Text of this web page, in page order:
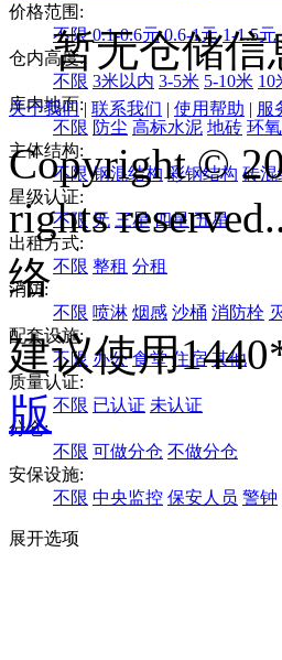
价格范围:
不限 0.1-0.6元 0.6-1元 1-1.5元
仓内高度:
不限 3米以内 3-5米 5-10米 10
库内地面:
不限 防尘 高标水泥 地砖 环氧
主体结构:
不限 钢混结构 彩钢结构 砖混
星级认证:
不限 无 三星 四星 五星
出租方式:
不限 整租 分租
消防:
不限 喷淋 烟感 沙桶 消防栓
配套设施:
不限 办公 食堂 住宿 其他
质量认证:
不限 已认证 未认证
分仓:
不限 可做分仓 不做分仓
安保设施:
不限 中央监控 保安人员 警钟
展开选项
暂无仓储信
关于我们| 联系我们 | 使用帮助 | 服
Copyright ©
rights
络
建议使用
版